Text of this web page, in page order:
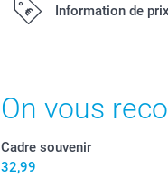
Information de prix
On vous
Cadre souvenir
32,99